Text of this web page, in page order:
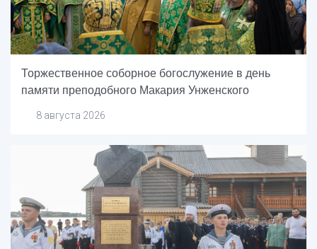
Торжественное соборное богослужение в день
памяти преподобного Макария Унженского
8 августа 2026